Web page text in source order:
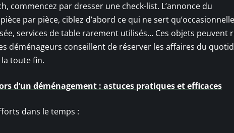
commencez par dresser une check-list. L’annonce du
par pièce, ciblez d’abord ce qui ne sert
services de table rarement utilisés… Ces objets peuvent
déménageurs conseillent de réserver les affaires du
toute fin.
d’un déménagement : astuces pratiques et efficaces
dans le temps :